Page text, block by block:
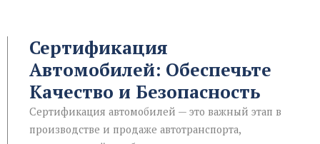
Сертификация
Автомобилей: Обеспечьте
Качество и Безопасность
Сертификация автомобилей — это важный этап в
производстве и продаже автотранспорта,